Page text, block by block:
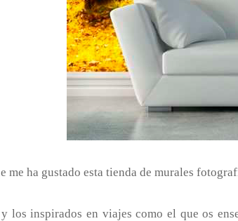
me ha gustado esta tienda de murales
los inspirados en viajes como el que os